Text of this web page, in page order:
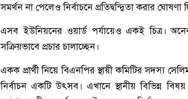
সমর্থন না পেলেও নির্বাচনে প্রতিদ্বন্দ্বিতা করার ঘোষণা
এসব ইউনিয়নের ওয়ার্ড পর্যায়েও একই চিত্র।
সক্রিয়ভাবে প্রচার চালাচ্ছেন।
একক প্রার্থী নিয়ে বিএনপির স্থায়ী কমিটির সদস্য
নির্বাচন একটি উৎসব। এখানে স্থানীয় বিভিন্ন